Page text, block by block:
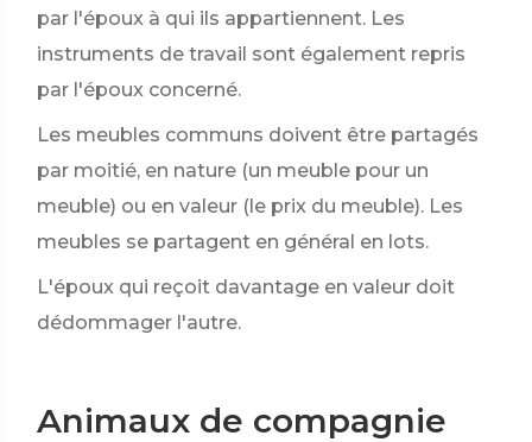
par l'époux à qui ils appartiennent. Les
instruments de travail sont également repris
par l'époux concerné.
Les meubles communs doivent être partagés
par moitié, en nature (un meuble pour un
meuble) ou en valeur (le prix du meuble). Les
meubles se partagent en général en lots.
L'époux qui reçoit davantage en valeur doit
dédommager l'autre.
Animaux de compagnie